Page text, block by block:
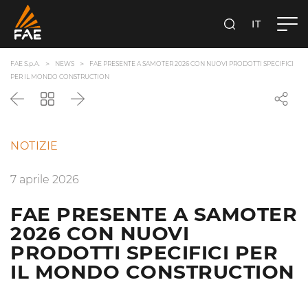
CERCAIT
FAE S.p.A. NEWS
FAE PRESENTE A SAMOTER 2026 CON NUOVI PRODOTTI SPECIFICI
PER IL MONDO CONSTRUCTION
Precedente
Torna Successivo
NOTIZIE
7 aprile 2026
FAE PRESENTE A SAMOTER
2026 CON NUOVI
PRODOTTI SPECIFICI PER
IL MONDO CONSTRUCTION